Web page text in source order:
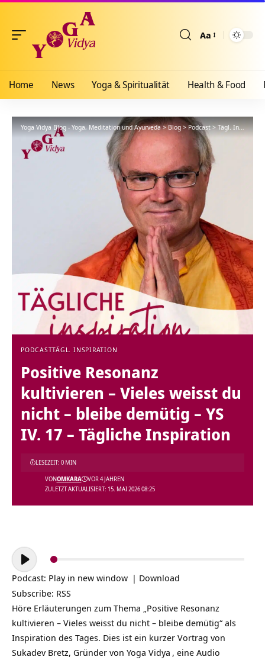
Aa
Home News Yoga & Spiritualität Health & Food
Yoga Vidya Blog - Yoga, Meditation und Ayurveda>Blog>Podcast>Tägl. Inspiration
PODCASTTÄGL. INSPIRATION
Positive Resonanz
kultivieren – Vieles weisst du
nicht – bleibe demütig – YS
IV. 17 – Tägliche Inspiration
ZULETZT AKTUALISIERT: 15. MAI 2026 08:25
VONOMKARA VOR 4 JAHREN
LESEZEIT: 0 MIN
Audio-
Player
Podcast: Play in new window | Download
Subscribe: RSS
Höre Erläuterungen zum Thema „Positive Resonanz
kultivieren – Vieles weisst du nicht – bleibe demütig“ als
Inspiration des Tages. Dies ist ein kurzer Vortrag von
Sukadev Bretz, Gründer von Yoga Vidya , eine Audio